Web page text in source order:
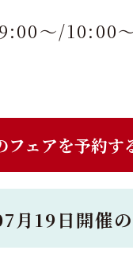
～/10:00
フェアを予約す
月19日開催